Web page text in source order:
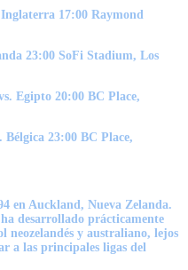
17:00 Raymond
23:00 SoFi Stadium, Los
Egipto 20:00 BC Place,
23:00 BC Place,
en Auckland, Nueva Zelanda.
desarrollado prácticamente
neozelandés y australiano, lejos
a las principales ligas del